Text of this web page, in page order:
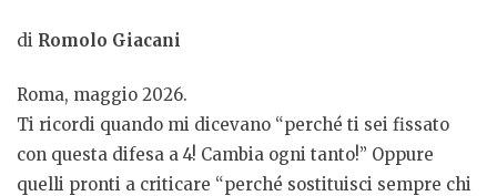
di Romolo Giacani
Roma, maggio 2026.
Ti ricordi quando mi dicevano “perché ti sei fissato
con questa difesa a 4! Cambia ogni tanto!” Oppure
quelli pronti a criticare “perché sostituisci sempre chi